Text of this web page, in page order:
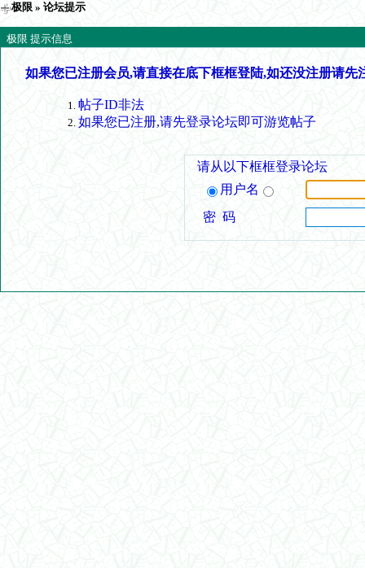
极限 » 论坛提示
极限 提示信息
如果您已注册会员,请直接在底下框框登陆,如还没注册请先
帖子ID非法
如果您已注册,请先登录论坛即可游览帖子
请从以下框框登录论坛
用户名
密 码